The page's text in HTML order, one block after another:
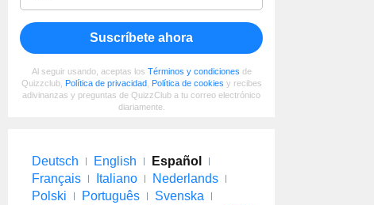
Suscríbete ahora
Al seguir usando, aceptas los Términos y condiciones de
Quizzclub, Política de privacidad, Política de cookies y recibes
adivinanzas y preguntas de QuizzClub a tu correo electrónico
diariamente.
Deutsch English
Español
Français
Italiano
Nederlands
Polski
Português
Svenska